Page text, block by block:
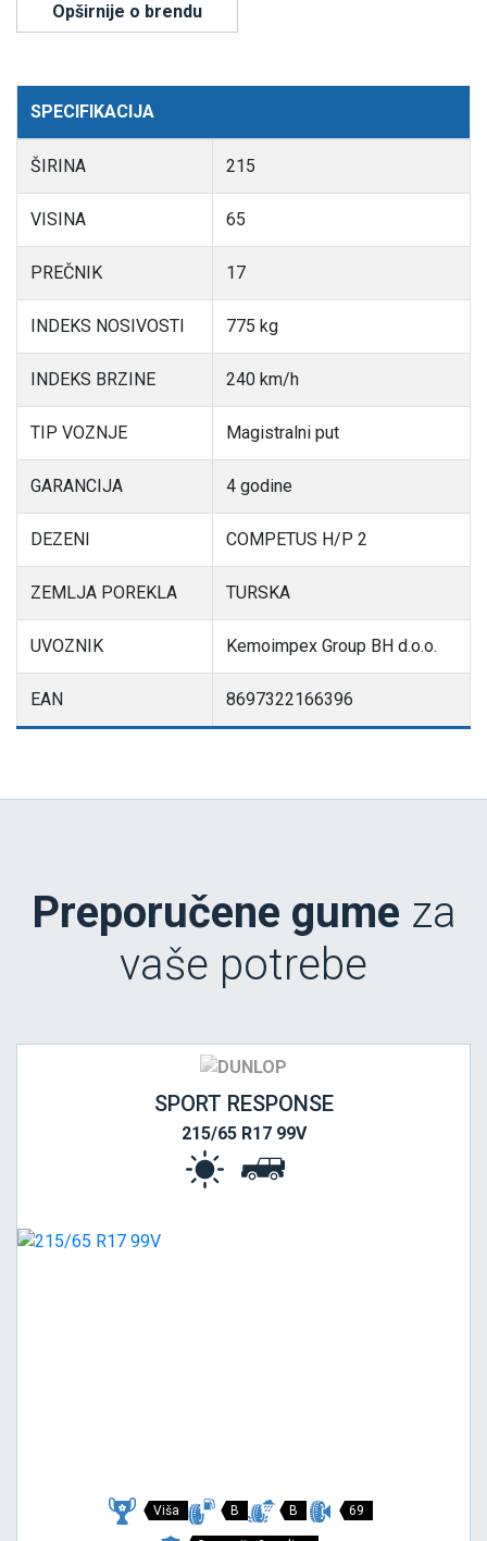
Opširnije o brendu
SPECIFIKACIJA
ŠIRINA 215
VISINA 65
PREČNIK 17
INDEKS NOSIVOSTI 775 kg
INDEKS BRZINE 240 km/h
TIP VOZNJE Magistralni put
GARANCIJA 4 godine
DEZENI COMPETUS H/P 2
ZEMLJA POREKLA TURSKA
UVOZNIK Kemoimpex Group BH d.o.o.
EAN 8697322166396
Preporučene gume za
vaše potrebe
SPORT RESPONSE
215/65 R17 99V
Viša B B 69